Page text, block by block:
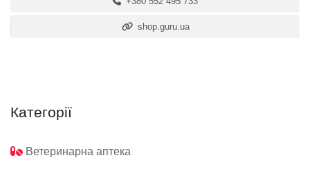
shop.guru.ua
Категорії
Ветеринарна аптека